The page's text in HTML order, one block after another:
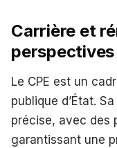
Carrière et
Le CPE est un
publique d’État.
précise, avec des
garantissant une